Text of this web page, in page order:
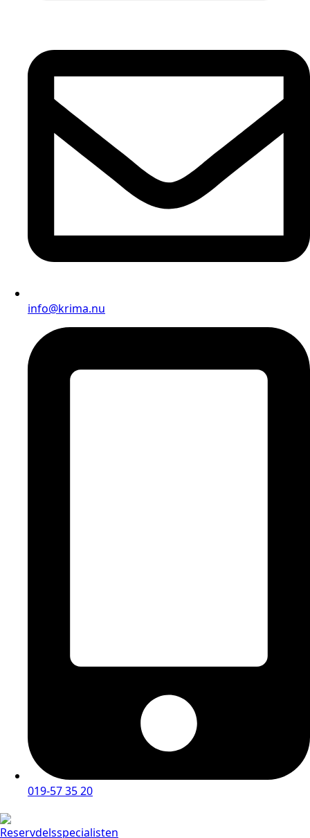
info@krima.nu
019-57 35 20
Reservdelsspecialisten